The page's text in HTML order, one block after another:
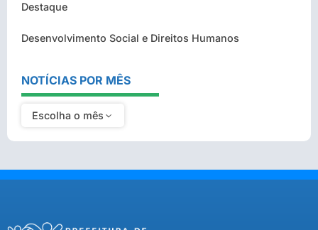
Destaque
Desenvolvimento Social e Direitos Humanos
NOTÍCIAS POR MÊS
Escolha o mês